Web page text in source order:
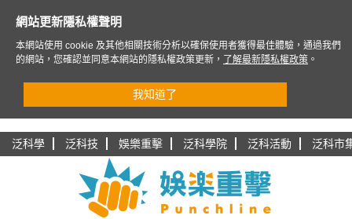
泛科學 泛科技 娛樂重擊 泛科學院 泛科活動 泛科市
網站更新隱私權聲明
本網站使用 cookie 及其他相關技術分析以確保使用者獲得最佳體驗，通過我們
的網站，您確認並同意本網站的隱私權政策更新，
了解最新隱私權政策 。
我知道了